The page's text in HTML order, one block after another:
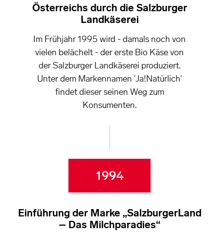
Österreichs durch die Salzburger
Landkäserei
Im Frühjahr 1995 wird - damals noch von
vielen belächelt - der erste Bio Käse von
der Salzburger Landkäserei produziert.
Unter dem Markennamen 'Ja!Natürlich'
findet dieser seinen Weg zum
Konsumenten.
1994
Einführung der Marke „SalzburgerLand
– Das Milchparadies“